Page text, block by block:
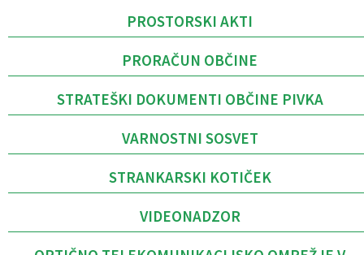
PROSTORSKI AKTI
PRORAČUN OBČINE
STRATEŠKI DOKUMENTI OBČINE PIVKA
VARNOSTNI SOSVET
STRANKARSKI KOTIČEK
VIDEONADZOR